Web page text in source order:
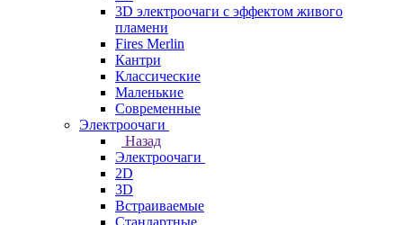
3D электроочаги с эффектом живого
пламени
Fires Merlin
Кантри
Классические
Маленькие
Современные
Электроочаги
Назад
Электроочаги
2D
3D
Встраиваемые
Стандартные